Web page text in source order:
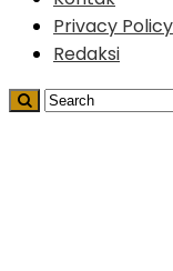
Privacy Policy
Redaksi